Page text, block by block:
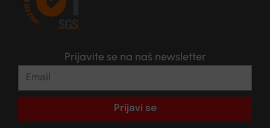
Prijavite se na naš newsletter
Prijavi se